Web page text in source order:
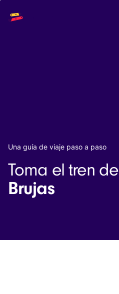
navigation
The API
Book a trip
Interrail passes
Eurail passes
Help & Support
Una guía de viaje paso a paso
Toma el tren de
Brujas